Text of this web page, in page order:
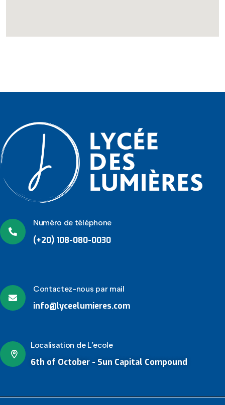
Numéro de téléphone
(+20) 108-080-0030
Contactez-nous par mail
info@lyceelumieres.com
Localisation de L’ecole
6th of October - Sun Capital Compound